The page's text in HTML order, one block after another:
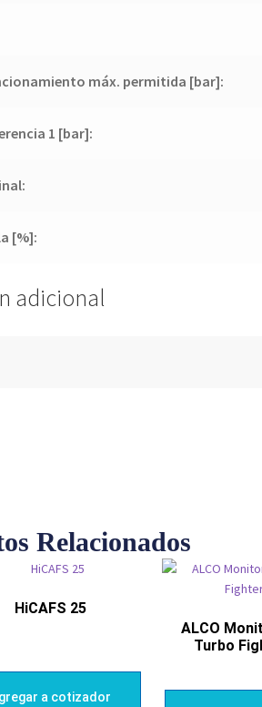
máx. permitida [bar]:
1 [bar]:
[%]:
adicional
Relacionados
HiCAFS 25
a cotizador
ALCO
Turbo